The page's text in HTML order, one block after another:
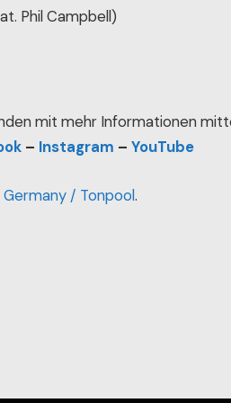
Phil Campbell)
mit mehr Informationen
– Instagram –YouTube
Germany / Tonpool.